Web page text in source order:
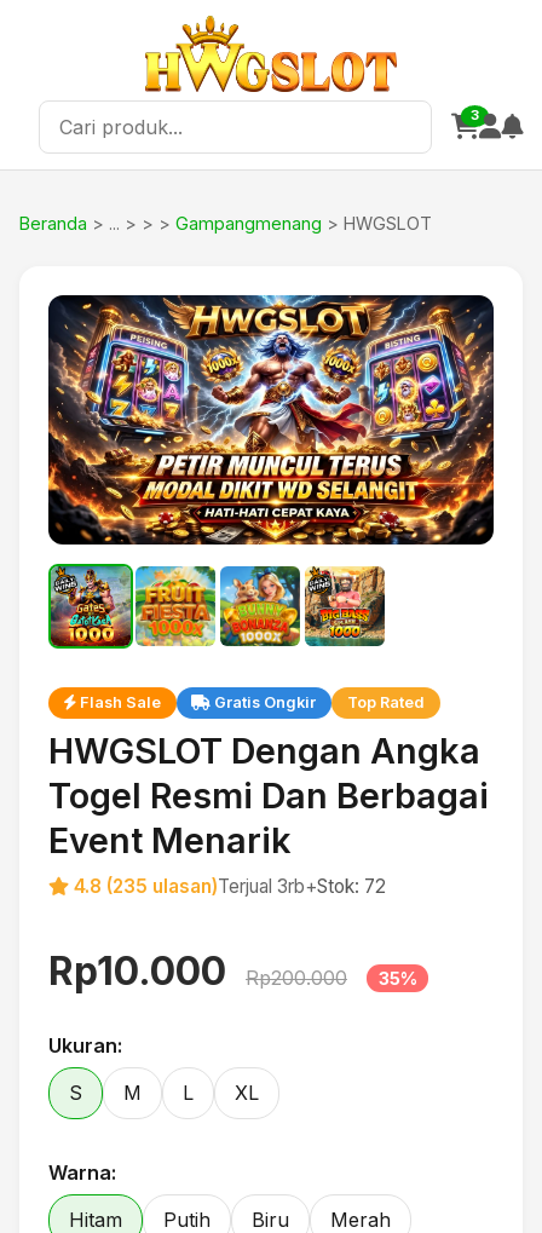
3
Beranda > > Gampangmenang > HWGSLOT
Flash Sale Gratis Ongkir Top Rated
HWGSLOT Dengan Angka
Togel Resmi Dan Berbagai
Event Menarik
4.8 (235 ulasan)Terjual 3rb+Stok: 72
Rp10.000 Rp200.000 35%
Ukuran:
S
M L XL
Warna:
Hitam
Putih Biru Merah